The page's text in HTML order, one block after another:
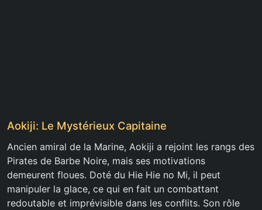
Aokiji: Le Mystérieux Capitaine
Ancien amiral de la Marine, Aokiji a rejoint les rangs des
Pirates de Barbe Noire, mais ses motivations
demeurent floues. Doté du Hie Hie no Mi, il peut
manipuler la glace, ce qui en fait un combattant
redoutable et imprévisible dans les conflits. Son rôle